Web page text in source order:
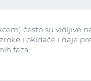
Losion sa 5%
često su vidljive
i okidače i daje
faza.